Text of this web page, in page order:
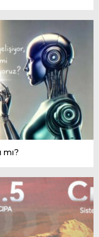
mı?